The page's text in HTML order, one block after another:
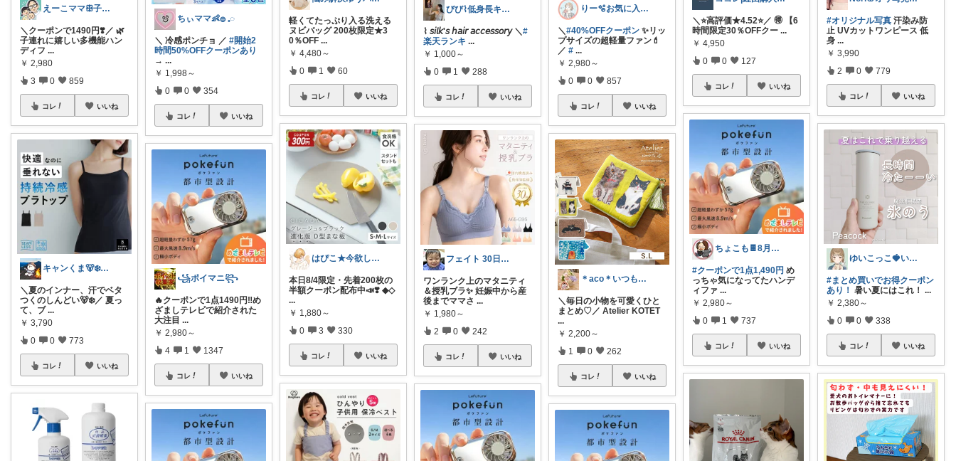
えーこママꕥ子供達と夏を楽しむぞ☀️
＼クーポンで1490円❣️／ 🌿
子連れに嬉しい多機能ハン
ディフ ...
￥ 2,980
3 0 859
コレ いいね
キャンくま🐻‍❄️ママのラク暮らし
＼夏のインナー、汗でベタ
つくのしんどい🐻‍❄️／ 夏っ
て、ブ ...
￥ 3,790
0 0 773
コレ いいね
ちぃママ👶𓐍 𓈒◌
＼ 冷感ポンチョ ／#開始2
時間50%OFFクーポンあり
→ ...
￥ 1,998～
0 0 354
コレ いいね
꧁ポイマニ꧂
🔥クーポンで1点1490円‼️め
ざましテレビで紹介された
大注目 ...
￥ 2,980～
4 1 1347
コレ いいね
軽くてたっぷり入る洗える
ヌビバッグ 200枚限定★3
0％OFF ...
￥ 4,480～
0 1 60
コレ いいね
はぴこ★今欲しい厳選アイテム
本日8/4限定・先着200枚の
半額クーポン配布中📣❣️ ◆◇
...
￥ 1,880～
0 3 330
コレ いいね
びび⌇低身長キレイめお洋服と美容 🪄
⌇ 𝘴𝘪𝘭𝘬'𝘴 𝘩𝘢𝘪𝘳 𝘢𝘤𝘤𝘦𝘴𝘴𝘰𝘳𝘺 ＼#
楽天ランキ ...
￥ 1,000～
0 1 288
コレ いいね
フェイト 30日感謝です😊
ワンランク上のマタニティ
＆授乳ブラ✨ 妊娠中から産
後までママさ ...
￥ 1,980～
2 0 242
コレ いいね
りー🫧お気に入りのある暮らし🧺
＼#40%OFFクーポン ✨リッ
プサイズの超軽量ファン💄
／# ...
￥ 2,980～
0 0 857
コレ いいね
＊aco＊いつもありがとうございます♡
＼毎日の小物を可愛くひと
まとめ♡／ Atelier KOTET
...
￥ 2,200～
1 0 262
コレ いいね
＼⭐️高評価★4.52⭐️／ 🉐 【6
時間限定30％OFFクー ...
￥ 4,950
0 0 127
コレ いいね
ちょこも🍫8月の推し♡お買物メモ
#クーポンで1点1,490円 め
っちゃ気になってたハンデ
ィファ ...
￥ 2,980～
0 1 737
コレ いいね
#オリジナル写真 汗染み防
止 UVカットワンピース 低
身 ...
￥ 3,990
2 0 779
コレ いいね
ゆいこっこ🍓いつも感謝です*.
#まとめ買いでお得クーポン
あり！ 暑い夏にはこれ！...
￥ 2,380～
0 0 338
コレ いいね